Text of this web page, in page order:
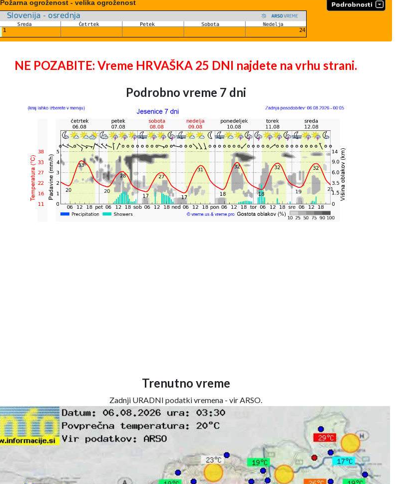
Požarna ogroženost - velika ogroženost
NE POZABITE: Vreme HRVAŠKA 25 DNI najdete na vrhu strani.
Podrobno vreme 7 dni
Trenutno vreme
Zadnji URADNI podatki vremena - vir ARSO.